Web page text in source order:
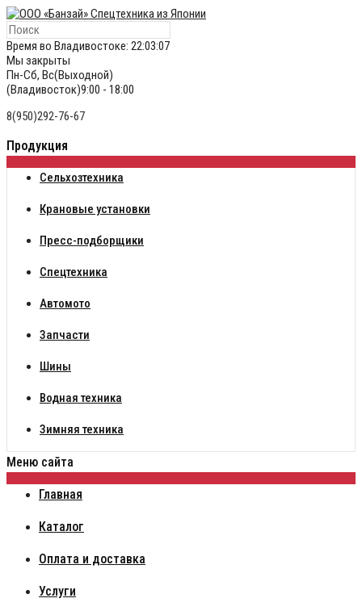
Время во Владивостоке: 22:03:07
Мы закрыты
Пн-Сб, Вс(Выходной)
(Владивосток)9:00 - 18:00
8(950)292-76-67
Продукция
Сельхозтехника
Крановые установки
Пресс-подборщики
Спецтехника
Автомото
Запчасти
Шины
Водная техника
Зимняя техника
Меню сайта
Главная
Каталог
Оплата и доставка
Услуги